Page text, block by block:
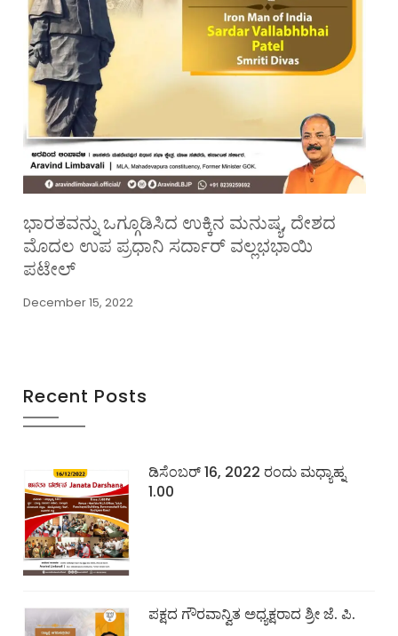
ಭಾರತವನ್ನು ಒಗ್ಗೂಡಿಸಿದ ಉಕ್ಕಿನ ಮನುಷ್ಯ, ದೇಶದ
ಮೊದಲ ಉಪ ಪ್ರಧಾನಿ ಸರ್ದಾರ್ ವಲ್ಲಭಭಾಯಿ
ಪಟೇಲ್
December 15, 2022
Recent Posts
ಡಿಸೆಂಬರ್ 16, 2022 ರಂದು ಮಧ್ಯಾಹ್ನ
1.00
ಪಕ್ಷದ ಗೌರವಾನ್ವಿತ ಅಧ್ಯಕ್ಷರಾದ ಶ್ರೀ ಜೆ. ಪಿ.